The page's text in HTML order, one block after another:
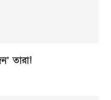
তারা!